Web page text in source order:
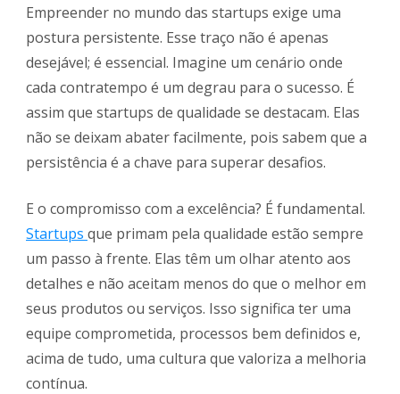
Empreender no mundo das startups exige uma
postura persistente. Esse traço não é apenas
desejável; é essencial. Imagine um cenário onde
cada contratempo é um degrau para o sucesso. É
assim que startups de qualidade se destacam. Elas
não se deixam abater facilmente, pois sabem que a
persistência é a chave para superar desafios.
E o compromisso com a excelência? É fundamental.
Startups que primam pela qualidade estão sempre
um passo à frente. Elas têm um olhar atento aos
detalhes e não aceitam menos do que o melhor em
seus produtos ou serviços. Isso significa ter uma
equipe comprometida, processos bem definidos e,
acima de tudo, uma cultura que valoriza a melhoria
contínua.